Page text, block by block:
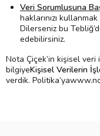
Veri Sorumlusuna
haklarınızı
Dilerseniz bu
edebilirsiniz.
Nota Çiçek’in kişisel veri
bilgiyeKişisel Verilerin
verdik.